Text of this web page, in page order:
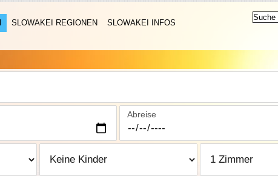
SLOWAKEI REGIONEN
SLOWAKEI INFOS
Abreise